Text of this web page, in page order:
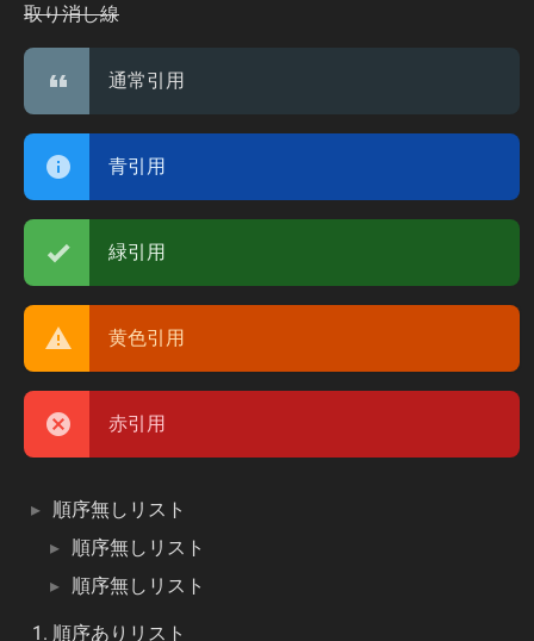
取り消し線
通常引用
青引用
緑引用
黄色引用
赤引用
順序無しリスト
順序無しリスト
順序無しリスト
順序ありリスト